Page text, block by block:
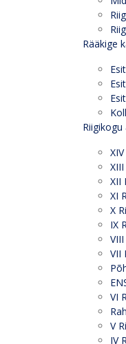
Rääkige
Riigikogu
XII
XI
X
IX
VII
VI
V
IV